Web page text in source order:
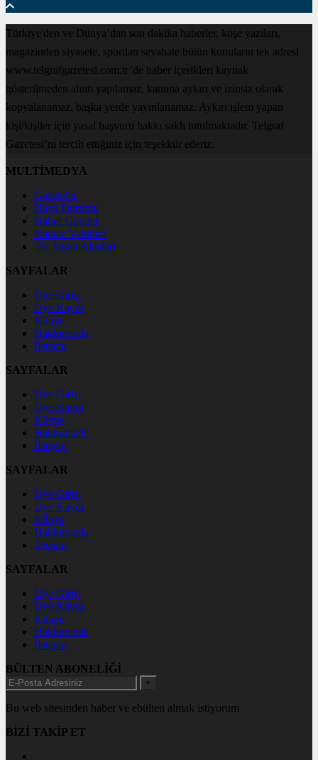
Türkiye'den ve Dünya’dan son dakika haberler, köşe yazıları,
magazinden siyasete, spordan seyahate bütün konuların tek adresi
www.telgrafgazetesi.com.tr’de haber içerikleri kaynak
gösterilmeden alıntı yapılamaz, kanuna aykırı ve izinsiz olarak
kopyalanamaz, başka yerde yayınlanamaz. Aykırı işlem yapan
kişi/kişiler için yasal başvuru hakkı saklı tutulmaktadır. Telgraf
Gazetesi’ni tercih ettiğiniz için teşekkür ederiz.
MULTİMEDYA
Gazeteler
Hava Durumu
Haber Gönder
Namaz Vakitleri
TV Yayın Akışları
SAYFALAR
Üye Girişi
Üye Kaydı
Künye
Hakkımızda
İletişim
SAYFALAR
Üye Girişi
Üye Kaydı
Künye
Hakkımızda
İletişim
SAYFALAR
Üye Girişi
Üye Kaydı
Künye
Hakkımızda
İletişim
SAYFALAR
Üye Girişi
Üye Kaydı
Künye
Hakkımızda
İletişim
BÜLTEN ABONELİĞİ
+
Bu web sitesinden haber ve ebülten almak istiyorum
BİZİ TAKİP ET